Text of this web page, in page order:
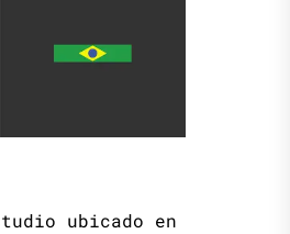
ubicado en